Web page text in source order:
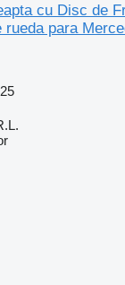
cu Disc de
rueda para